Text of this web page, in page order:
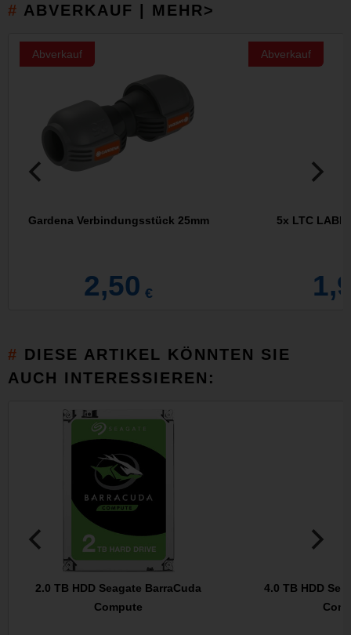
ABVERKAUF | MEHR>
Abverkauf
Gardena Verbindungsstück 25mm
2,50 €
Abverkauf
5x LTC
DIESE ARTIKEL KÖNNTEN SIE
AUCH INTERESSIEREN:
2.0 TB HDD Seagate BarraCuda
Compute
4.0 TB HDD